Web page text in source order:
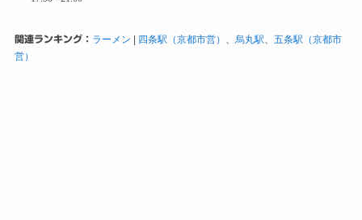
関連ランキング： ラーメン | 四条駅（京都市営） 烏丸駅
五条駅（京都市
営）